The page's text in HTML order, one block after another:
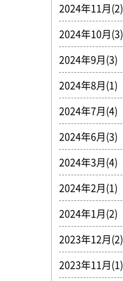
2024年11月(2)
2024年10月(3)
2024年9月(3)
2024年8月(1)
2024年7月(4)
2024年6月(3)
2024年3月(4)
2024年2月(1)
2024年1月(2)
2023年12月(2)
2023年11月(1)